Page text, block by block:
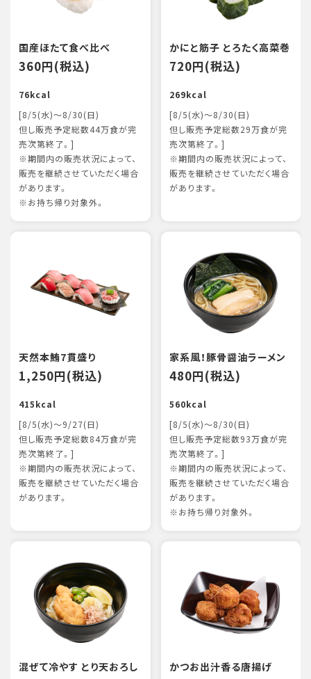
国産ほたて食べ比べ
360円(税込)
76kcal
[8/5(水)～8/30(日)
但し販売予定総数44万食が完
売次第終了。]
※期間内の販売状況によって、
販売を継続させていただく場合
があります。
※お持ち帰り対象外。
かにと筋子 とろたく高菜巻
720円(税込)
269kcal
[8/5(水)～8/30(日)
但し販売予定総数29万食が完
売次第終了。]
※期間内の販売状況によって、
販売を継続させていただく場合
があります。
天然本鮪7貫盛り
1,250円(税込)
415kcal
[8/5(水)～9/27(日)
但し販売予定総数84万食が完
売次第終了。]
※期間内の販売状況によって、
販売を継続させていただく場合
があります。
家系風！豚骨醤油ラーメン
480円(税込)
560kcal
[8/5(水)～8/30(日)
但し販売予定総数93万食が完
売次第終了。]
※期間内の販売状況によって、
販売を継続させていただく場合
があります。
※お持ち帰り対象外。
混ぜて冷やす とり天おろし
かつお出汁香る唐揚げ